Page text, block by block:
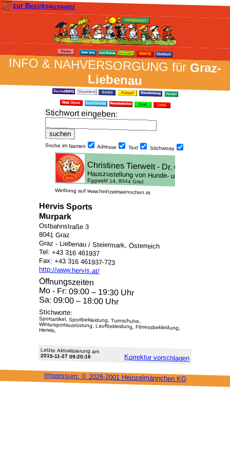
zur Bezirksauswahl
INFO & NAH­VER­SORG­UNG fürGraz-
Liebenau
Stich­wort ein­geben:
Suche im Namen Adresse Text Stich­worte
Werbung auf www.heinzelmaennchen.at
Hervis Sports
Murpark
Ostbahnstraße 3
8041 Graz
Graz - Liebenau / Steiermark, Österreich
Tel: +43 316 461937
Fax: +43 316 461937-723
http://www.hervis.at/
Öffnungszeiten
Mo - Fr: 09:00 – 19:30 Uhr
Sa: 09:00 – 18:00 Uhr
Stichworte:
Sportartikel, Sportbekleidung, Turnschuhe,
Wintersportausrüstung, Laufbekleidung, Fitnessbekleidung,
Herwis,
Letzte Aktu­alisie­rung am
2015-11-27 09:20:16 Korrektur vor­schlagen
Impressum: © 2026-2001 Heinzel­männchen KG